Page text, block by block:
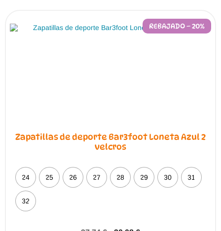
se
pueden
elegir
REBAJADO – 20%
Zapatillas de deporte Bar3foot Loneta Azul 2
velcros
24 25 26 27 28 29 30 31
32